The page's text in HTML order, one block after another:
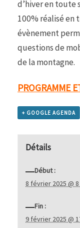
d’hiver en toute
100% réalisé en
évènement
questions de
de la montagne.
PROGRAMME
+ GOOGLE AGENDA
Détails
Début :
8 février 2025 @ 8
Fin :
9 février 2025 @